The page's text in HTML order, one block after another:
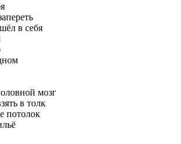
в себя
мозг
в толк
потолок